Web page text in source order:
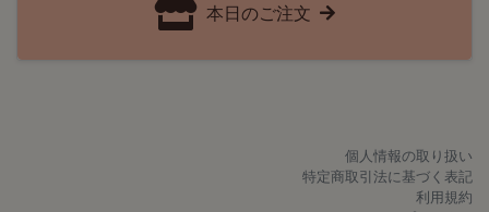
本日のご注文
個人情報の取り扱い
特定商取引法に基づく表記
利用規約